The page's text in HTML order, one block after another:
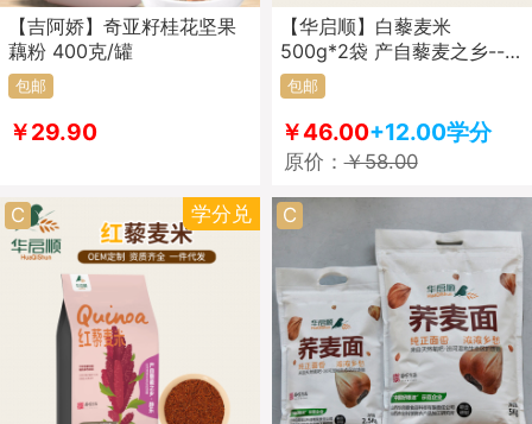
【吉阿娇】奇亚籽桂花坚果
藕粉 400克/罐
包邮
￥29.90
【华启顺】白藜麦米
500g*2袋 产自藜麦之乡--
包邮
￥46.00+12.00学分
原价：￥58.00
C 学分兑 C